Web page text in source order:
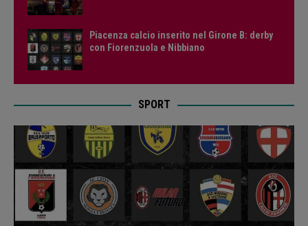
Piacenza calcio inserito nel Girone B: derby
con Fiorenzuola e Nibbiano
SPORT